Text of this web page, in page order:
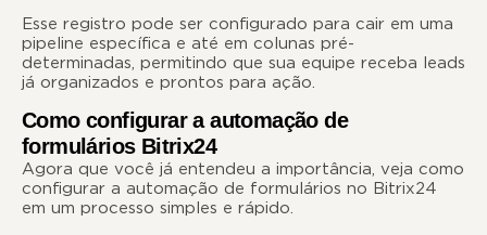
Esse registro pode ser configurado para cair em uma
pipeline específica e até em colunas pré-
determinadas, permitindo que sua equipe receba leads
já organizados e prontos para ação.
Como configurar a automação de
formulários Bitrix24
Agora que você já entendeu a importância, veja como
configurar a automação de formulários no Bitrix24
em um processo simples e rápido.